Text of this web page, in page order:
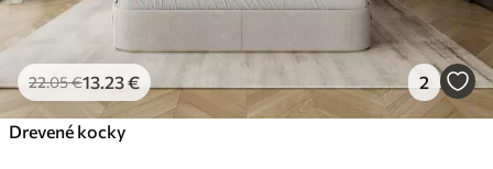
22.05€13 .23€ 2
Drevené kocky